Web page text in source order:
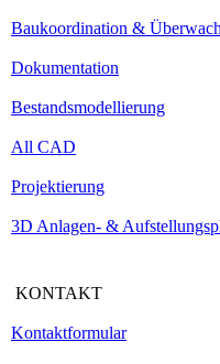
Baukoordination &
Dokumentation
Bestandsmodellierung
All CAD
Projektierung
3D Anlagen- &
KONTAKT
Kontaktformular